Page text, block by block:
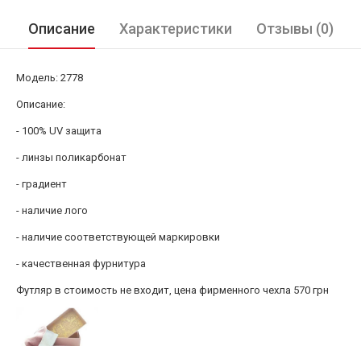
Описание Характеристики Отзывы (0)
Модель: 2778
Описание:
- 100% UV защита
- линзы поликарбонат
- градиент
- наличие лого
- наличие соответствующей маркировки
- качественная фурнитура
Футляр в стоимость не входит, цена фирменного чехла 570 грн